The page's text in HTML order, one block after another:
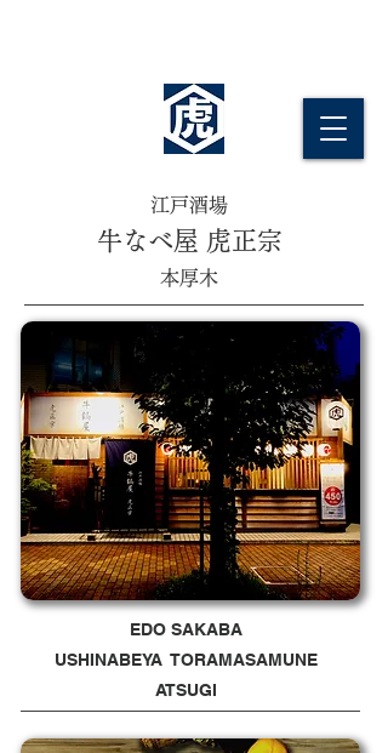
江戸酒場
牛なべ屋 虎正宗
本厚木
EDO SAKABA
USHINABEYA TORAMASAMUNE
ATSUGI